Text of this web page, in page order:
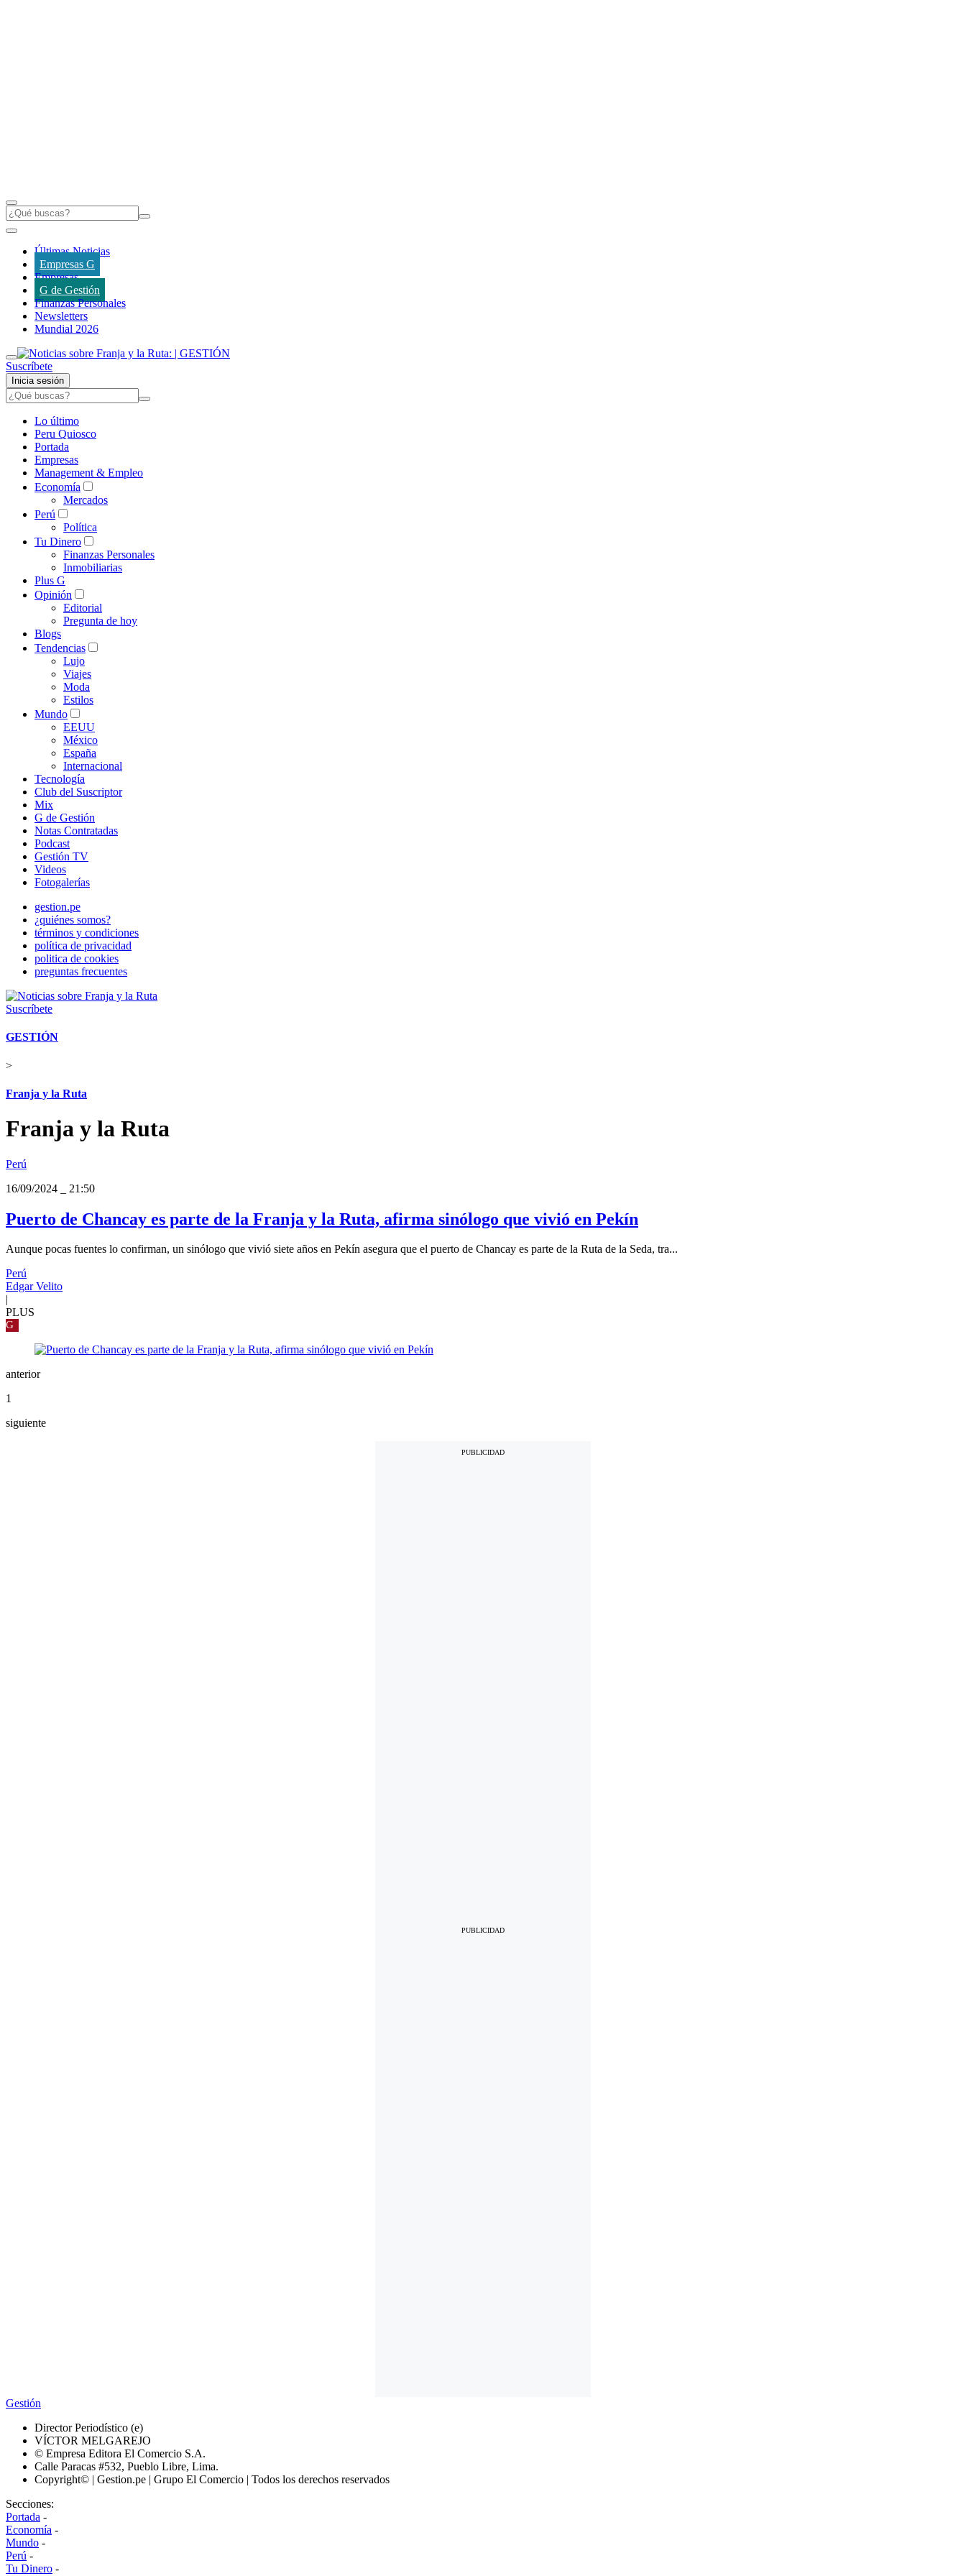
Últimas Noticias
Empresas G
Empresas
G de Gestión
Finanzas Personales
Newsletters
Mundial 2026
Suscríbete
Inicia sesión
Lo último
Peru Quiosco
Portada
Empresas
Management & Empleo
Economía
Mercados
Perú
Política
Tu Dinero
Finanzas Personales
Inmobiliarias
Plus G
Opinión
Editorial
Pregunta de hoy
Blogs
Tendencias
Lujo
Viajes
Moda
Estilos
Mundo
EEUU
México
España
Internacional
Tecnología
Club del Suscriptor
Mix
G de Gestión
Notas Contratadas
Podcast
Gestión TV
Videos
Fotogalerías
gestion.pe
¿quiénes somos?
términos y condiciones
política de privacidad
politica de cookies
preguntas frecuentes
Suscríbete
GESTIÓN
>
Franja y la Ruta
Franja y la Ruta
Perú
16/09/2024
21:50
Puerto de Chancay es parte de la Franja y la Ruta, afirma sinólogo que vivió en Pekín
Aunque pocas fuentes lo confirman, un sinólogo que vivió siete años en Pekín asegura que el puerto de Chancay es parte de la Ruta de la Seda, tra...
Perú
Edgar Velito
PLUS
G
anterior
1
siguiente
Gestión
Director Periodístico (e)
VÍCTOR MELGAREJO
© Empresa Editora El Comercio S.A.
Calle Paracas #532, Pueblo Libre, Lima.
Copyright© | Gestion.pe | Grupo El Comercio | Todos los derechos reservados
Secciones:
Portada -
Economía -
Mundo -
Perú -
Tu Dinero -